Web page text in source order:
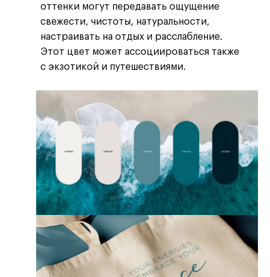
оттенки могут передавать ощущение
свежести, чистоты, натуральности,
настраивать на отдых и расслабление.
Этот цвет может ассоциироваться также
с экзотикой и путешествиями.